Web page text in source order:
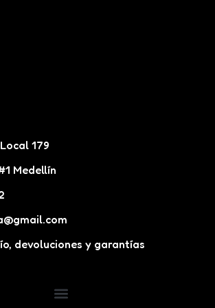
179
Medellín
devoluciones y garantías